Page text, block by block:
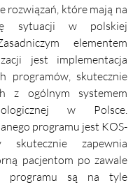
rozwiązań, które mają na
sytuacji w polskiej
elementem
jest implementacja
programów, skutecznie
z ogólnym systemem
w Polsce.
programu jest KOS-
skutecznie zapewnia
pacjentom po zawale
programu są na tyle